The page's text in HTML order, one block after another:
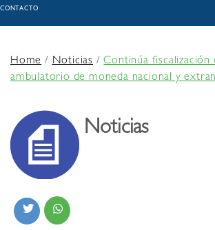
CONTACTO
Home/Noticias /Continúa
ambulatorio de moneda nacional y
Noticias